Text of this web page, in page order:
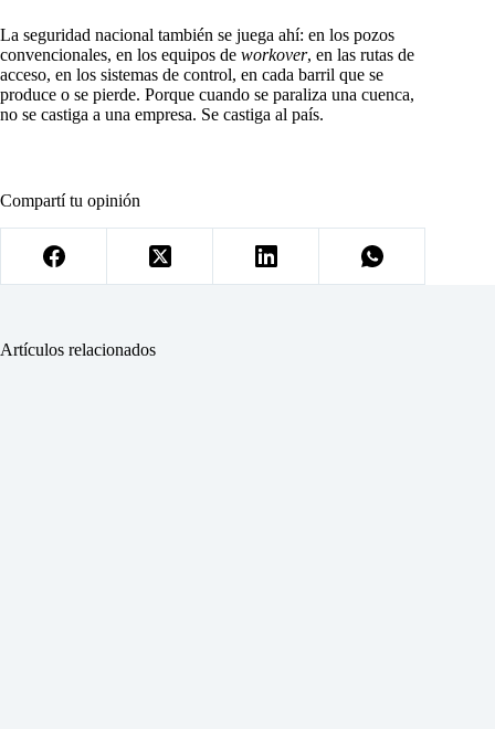
La seguridad nacional también se juega ahí: en los pozos
convencionales, en los equipos de workover, en las rutas de
acceso, en los sistemas de control, en cada barril que se
produce o se pierde. Porque cuando se paraliza una cuenca,
no se castiga a una empresa. Se castiga al país.
Compartí tu opinión
Artículos relacionados